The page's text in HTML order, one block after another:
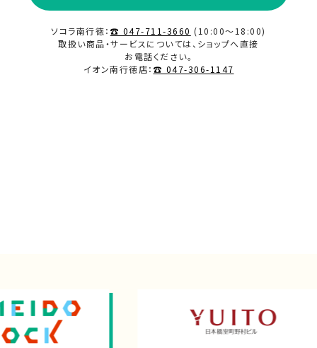
ソコラ南行徳： ☎ 047-711-3660 (10:00～18:00)
取扱い商品・サービスについては、ショップへ直接
お電話ください。
イオン南行徳店： ☎ 047-306-1147